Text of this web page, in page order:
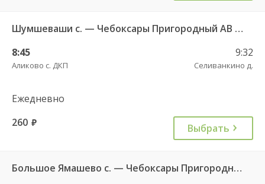
Шумшеваши с. — Чебоксары Пригородный АВ 734
8:45
Аликово с. ДКП
9:32
Селиванкино д.
Ежедневно
260 руб. Выбрать
Большое Ямашево с. — Чебоксары Пригородный АВ 661